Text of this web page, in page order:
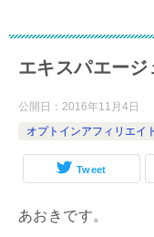
エキスパエー
公開日： 2016年11月4日
オプトインアフィリエイト
Tweet
あおきです。